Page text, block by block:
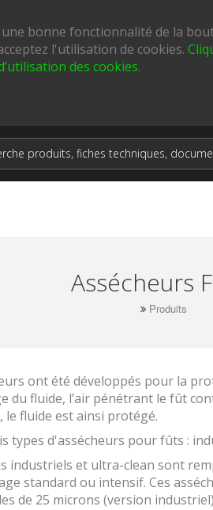
bonne fonctionnalité de la
l'utilisation de cookies.
des cookies.
Assécheurs
Produits
ont été développés pour la
du fluide, l’air pénétrant le fût
le fluide est ainsi protégé.
types d'assécheurs pour fûts :
industriels et ultra-clean sont
standard ou intensif. Ces
de 25 microns (version